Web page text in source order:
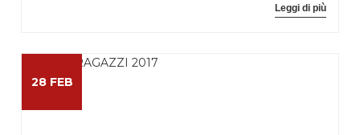
Leggi di più
28 FEB